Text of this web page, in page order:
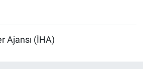
Ajansı (İHA)